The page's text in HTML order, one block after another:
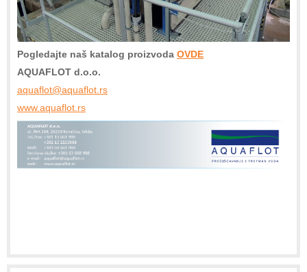
Pogledajte naš katalog proizvoda OVDE
AQUAFLOT d.o.o.
aquaflot@aquaflot.rs
www.aquaflot.rs